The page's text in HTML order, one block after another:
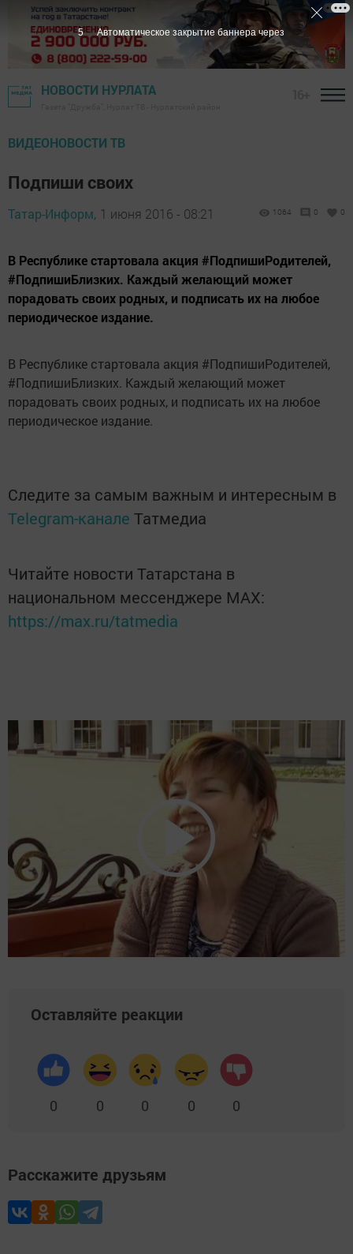
НОВОСТИ НУРЛАТА
ВИДЕОНОВОСТИ ТВ
Подпиши своих
Татар-Информ, 1 июня 2016 - 08:21 1064 0 0
В Республике стартовала акция #ПодпишиРодителей,
#ПодпишиБлизких. Каждый желающий может
порадовать своих родных, и подписать их на любое
периодическое издание.
В Республике стартовала акция #ПодпишиРодителей,
#ПодпишиБлизких. Каждый желающий может
порадовать своих родных, и подписать их на любое
периодическое издание.
Следите за самым важным и интересным в
Telegram-канале Татмедиа
Читайте новости Татарстана в
национальном мессенджере MАХ:
https://max.ru/tatmedia
Оставляйте реакции
0 0 0 0 0
Расскажите друзьям
4 Автоматическое закрытие баннера через